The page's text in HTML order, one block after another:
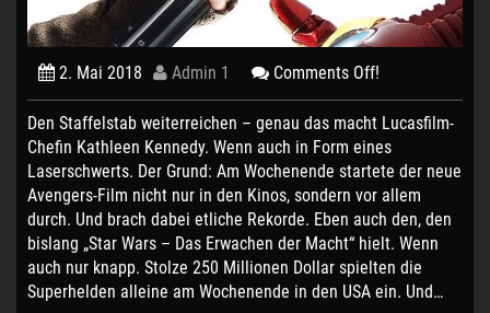
2. Mai 2018 Admin 1 Comments Off!
Den Staffelstab weiterreichen – genau das macht Lucasfilm-
Chefin Kathleen Kennedy. Wenn auch in Form eines
Laserschwerts. Der Grund: Am Wochenende startete der neue
Avengers-Film nicht nur in den Kinos, sondern vor allem
durch. Und brach dabei etliche Rekorde. Eben auch den, den
bislang „Star Wars – Das Erwachen der Macht“ hielt. Wenn
auch nur knapp. Stolze 250 Millionen Dollar spielten die
Superhelden alleine am Wochenende in den USA ein. Und…